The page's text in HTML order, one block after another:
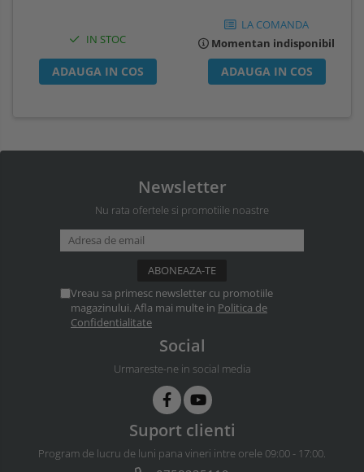
IN STOC
ADAUGA IN COS
LA COMANDA
Momentan indisponibil
ADAUGA IN COS
Newsletter
Nu rata ofertele si promotiile noastre
Vreau sa primesc newsletter cu promotiile
magazinului. Afla mai multe in Politica de
Confidentialitate
Social
Urmareste-ne in social media
Suport clienti
Program de lucru de luni pana vineri intre orele 09:00 - 17:00.